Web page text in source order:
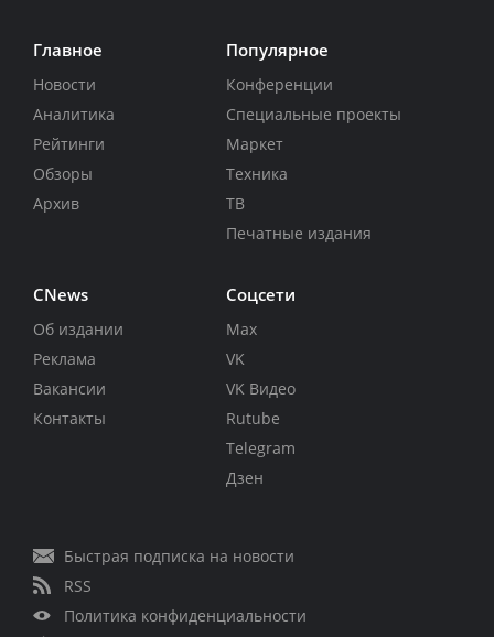
Главное
Новости
Аналитика
Рейтинги
Обзоры
Архив
Популярное
Конференции
Специальные проекты
Маркет
Техника
ТВ
Печатные издания
CNews
Об издании
Реклама
Вакансии
Контакты
Соцсети
Max
VK
VK Видео
Rutube
Telegram
Дзен
Быстрая подписка на новости
RSS
Политика конфиденциальности